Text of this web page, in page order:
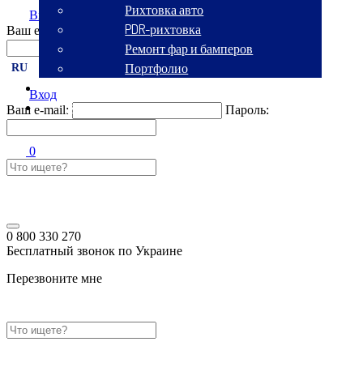
Вход
Ваш e-mail:
RU
Вход
Ваш e-mail:
Пароль:
0
0 800 330 270
Бесплатный звонок по Украине
Перезвоните мне
Рихтовка авто
PDR-рихтовка
Ремонт фар и бамперов
Портфолио
Контакты